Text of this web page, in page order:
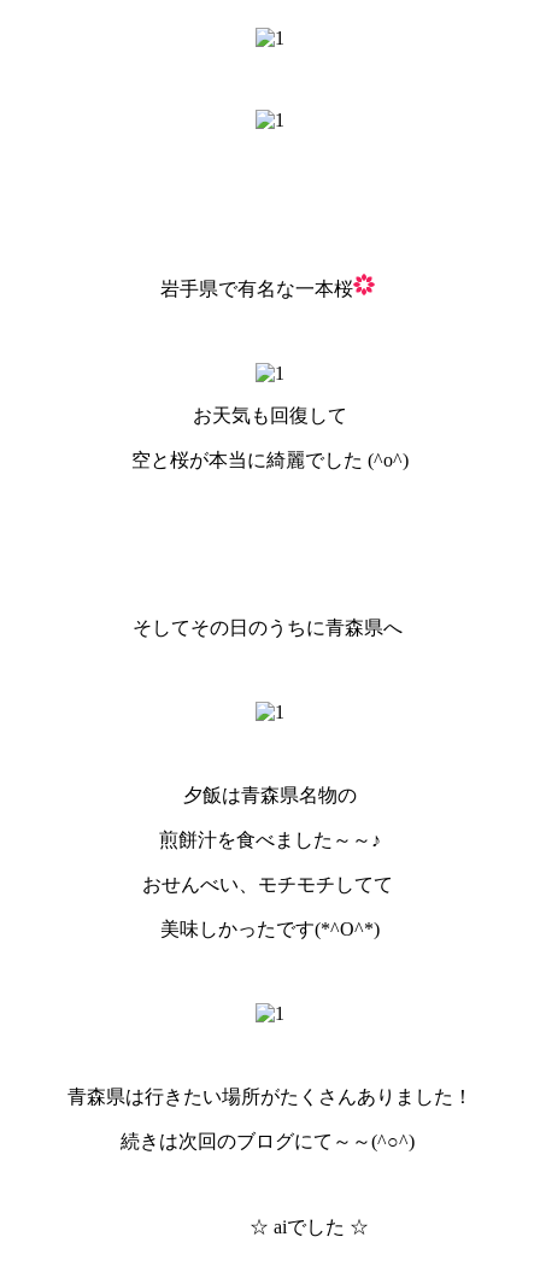
岩手県で有名な一本桜
お天気も回復して
空と桜が本当に綺麗でした (^o^)
そしてその日のうちに青森県へ
夕飯は青森県名物の
煎餅汁を食べました～～♪
おせんべい、モチモチしてて
美味しかったです(*^O^*)
青森県は行きたい場所がたくさんありました！
続きは次回のブログにて～～(^○^)
☆ aiでした ☆